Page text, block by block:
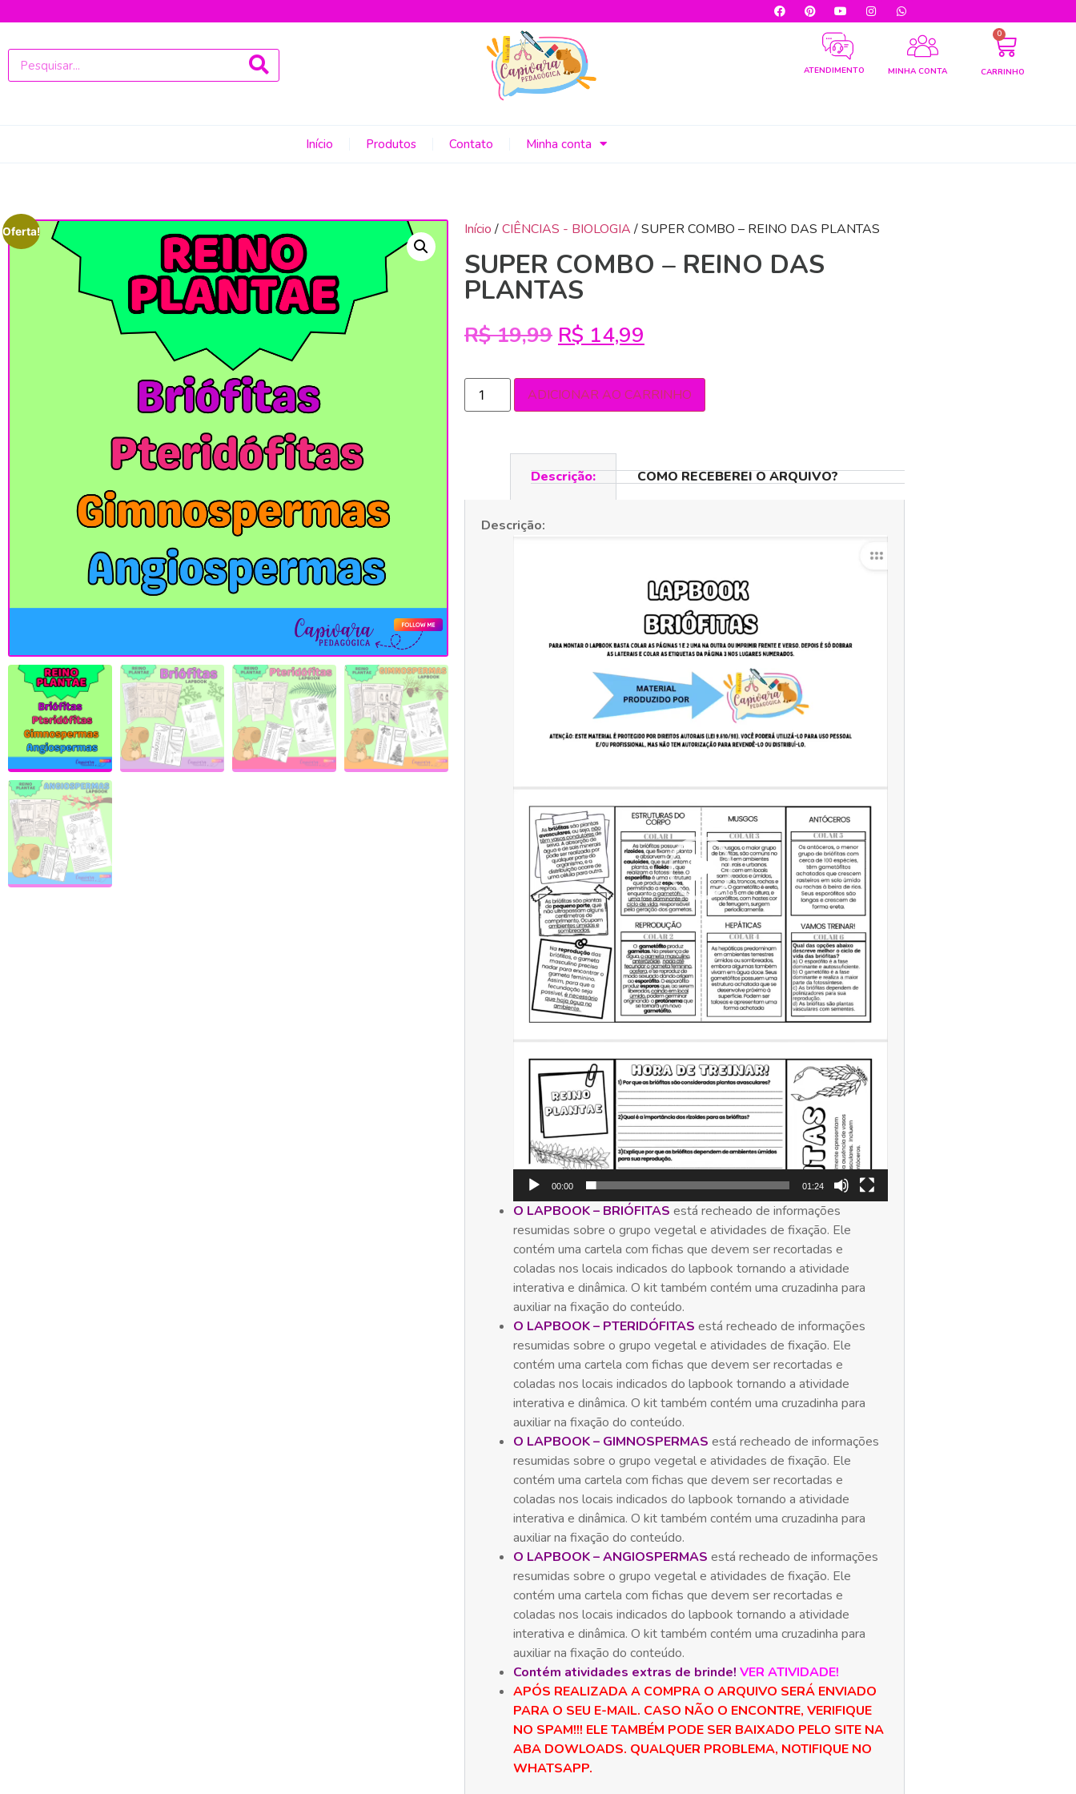
ATENDIMENTO MINHA CONTA
0
CARRINHO
Início Produtos Contato Minha conta
Oferta! Início /CIÊNCIAS - BIOLOGIA / SUPER COMBO – REINO DAS PLANTAS
SUPER COMBO – REINO DAS
PLANTAS
R$19,99 R$ 14,99
ADICIONAR AO CARRINHO
Descrição: COMO RECEBEREI O ARQUIVO?
Descrição:
00:00 01:24
O LAPBOOK – BRIÓFITAS está recheado de informações
resumidas sobre o grupo vegetal e atividades de fixação. Ele
contém uma cartela com fichas que devem ser recortadas e
coladas nos locais indicados do lapbook tornando a atividade
interativa e dinâmica. O kit também contém uma cruzadinha para
auxiliar na fixação do conteúdo.
O LAPBOOK – PTERIDÓFITAS está recheado de informações
resumidas sobre o grupo vegetal e atividades de fixação. Ele
contém uma cartela com fichas que devem ser recortadas e
coladas nos locais indicados do lapbook tornando a atividade
interativa e dinâmica. O kit também contém uma cruzadinha para
auxiliar na fixação do conteúdo.
O LAPBOOK – GIMNOSPERMAS está recheado de informações
resumidas sobre o grupo vegetal e atividades de fixação. Ele
contém uma cartela com fichas que devem ser recortadas e
coladas nos locais indicados do lapbook tornando a atividade
interativa e dinâmica. O kit também contém uma cruzadinha para
auxiliar na fixação do conteúdo.
O LAPBOOK – ANGIOSPERMAS está recheado de informações
resumidas sobre o grupo vegetal e atividades de fixação. Ele
contém uma cartela com fichas que devem ser recortadas e
coladas nos locais indicados do lapbook tornando a atividade
interativa e dinâmica. O kit também contém uma cruzadinha para
auxiliar na fixação do conteúdo.
Contém atividades extras de brinde! VER ATIVIDADE!
APÓS REALIZADA A COMPRA O ARQUIVO SERÁ ENVIADO
PARA O SEU E-MAIL. CASO NÃO O ENCONTRE, VERIFIQUE
NO SPAM!!! ELE TAMBÉM PODE SER BAIXADO PELO SITE NA
ABA DOWLOADS. QUALQUER PROBLEMA, NOTIFIQUE NO
WHATSAPP.